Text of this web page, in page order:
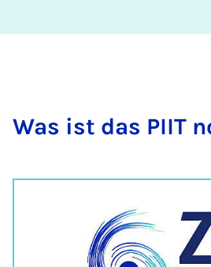
Was ist das PI­IT